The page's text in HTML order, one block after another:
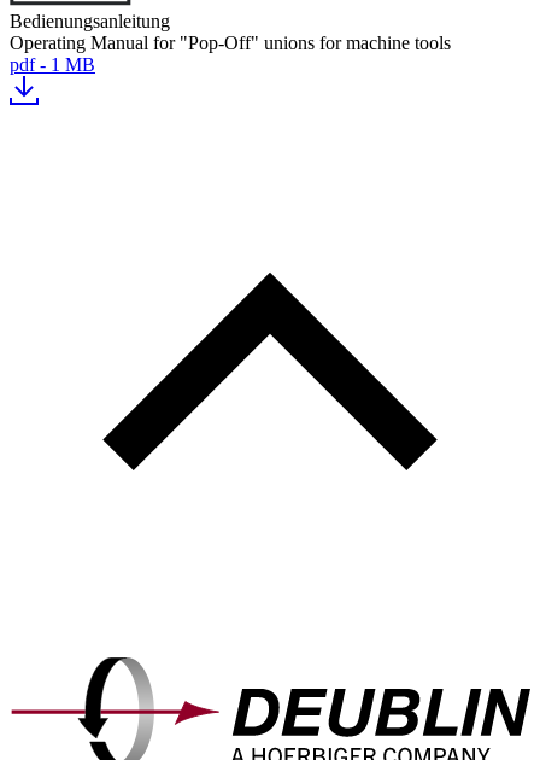
Bedienungsanleitung
Operating Manual for "Pop-Off" unions for machine tools
pdf - 1 MB